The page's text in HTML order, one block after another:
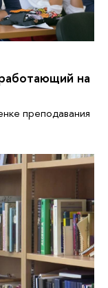
на
преподавания